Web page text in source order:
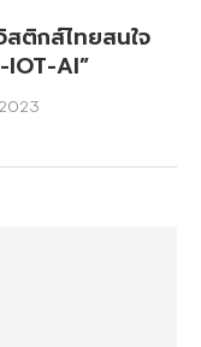
สติกส์ไทยสนใจ
AI”